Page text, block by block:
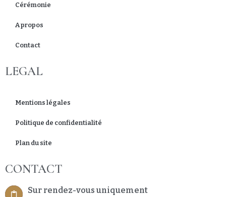
Cérémonie
A propos
Contact
LEGAL
Mentions légales
Politique de confidentialité
Plan du site
CONTACT
Sur rendez-vous uniquement